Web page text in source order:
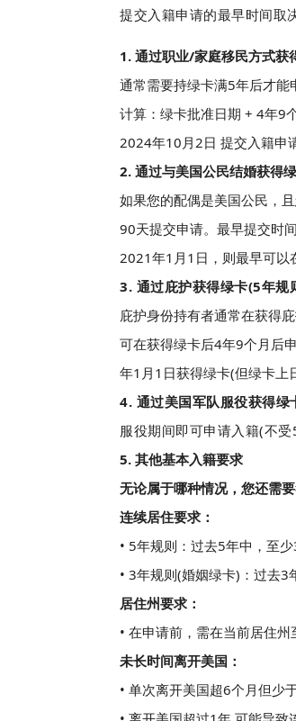
提交入籍申请的最早时间取
1. 通过职业/家庭移民方式获
通常需要持绿卡满5年后才
计算：绿卡批准日期 + 4年9
2024年10月2日 提交入籍申请
2. 通过与美国公民结婚获得
如果您的配偶是美国公民，
90天提交申请。最早提交时
2021年1月1日，则最早可以
3. 通过庇护获得绿卡(5年规
庇护身份持有者通常在获得
可在获得绿卡后4年9个月后
年1月1日获得绿卡(但绿卡上
4. 通过美国军队服役获得绿
服役期间即可申请入籍(不
5. 其他基本入籍要求
无论属于哪种情况，您还需
连续居住要求：
• 5年规则：过去5年中，至少
• 3年规则(婚姻绿卡)：过去3
居住州要求：
• 在申请前，需在当前居住州
未长时间离开美国：
• 单次离开美国超6个月但少